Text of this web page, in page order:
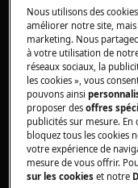
Concerne:
Micro-
Solution:
Veuillez
vente pour
Si les
problème, nous
Nous utilisons des
améliorer notre site,
marketing. Nous
à votre utilisation de
réseaux sociaux, la
les cookies », vous
pouvons ainsi
proposer desoffres
publicités sur mesure. En
bloquez tous les cookies
votre expérience de
mesure de vous offrir.
sur les cookies et notre